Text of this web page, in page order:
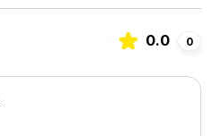
0.0 0